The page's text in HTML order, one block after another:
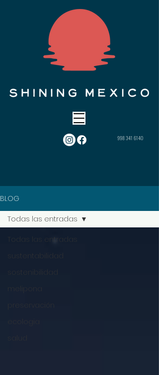
998 341 6140
BLOG
Todas las entradas
sustentabilidad
sostenibilidad
melipona
preservación
ecologia
Todas las entradas